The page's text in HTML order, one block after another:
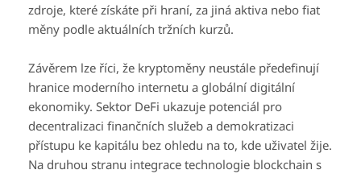
zdroje, které získáte při hraní, za jiná aktiva nebo fiat
měny podle aktuálních tržních kurzů.
Závěrem lze říci, že kryptoměny neustále předefinují
hranice moderního internetu a globální digitální
ekonomiky. Sektor DeFi ukazuje potenciál pro
decentralizaci finančních služeb a demokratizaci
přístupu ke kapitálu bez ohledu na to, kde uživatel žije.
Na druhou stranu integrace technologie blockchain s